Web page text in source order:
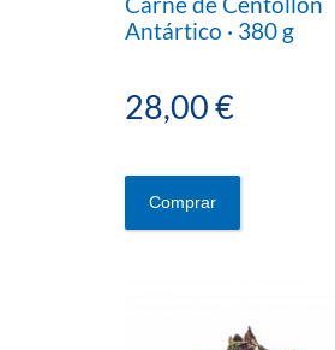
Antártico · 380 g
28,00 €
Comprar